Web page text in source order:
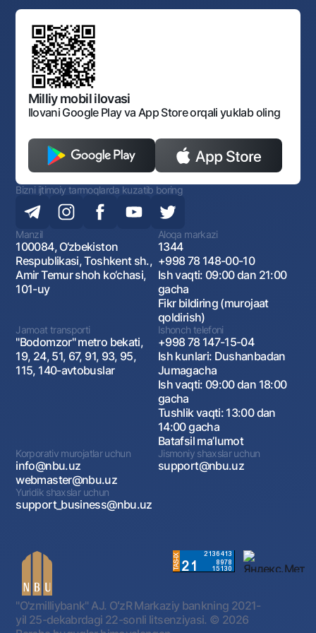
Aksilkorrupsiya
Korporativ uslub
Sayt haritasi
Ofis va bankomatlar
Shaxsiy ma'lumotlarni qayta ishlashga rozilik berish
O‘zbekiston Tasviriy san’at galereyasi
Standart shartnomalar
Normativ-huquqiy hujjatlar loyihalarini muhokama qilish
Normativ huquqiy hujjatlar
O'zbekiston Respublikasi Tashqi Iqtisodiy Faoliyat Milliy
Bankining ish tartibi va rejimi
Ochiq ma'lumotlar
Monopoliyaga qarshi komplaens
Milliy mobil ilovasi
Ilovani Google Play va App Store orqali yuklab oling
Bizni ijtimoiy tarmoqlarda kuzatib boring
Manzil
100084, O‘zbekiston
Respublikasi, Toshkent sh.,
Amir Temur shoh ko‘chasi,
101-uy
Aloqa markazi
1344
+998 78 148-00-10
Ish vaqti: 09:00 dan 21:00
gacha
Fikr bildiring (murojaat
qoldirish)
Jamoat transporti
"Bodomzor" metro bekati,
19, 24, 51, 67, 91, 93, 95,
115, 140-avtobuslar
Ishonch telefoni
+998 78 147-15-04
Ish kunlari: Dushanbadan
Jumagacha
Ish vaqti: 09:00 dan 18:00
gacha
Tushlik vaqti: 13:00 dan
14:00 gacha
Batafsil maʼlumot
Korporativ murojatlar uchun
info@nbu.uz
webmaster@nbu.uz
Jismoniy shaxslar uchun
support@nbu.uz
Yuridik shaxslar uchun
support_business@nbu.uz
"O'zmilliybank" AJ. OʻzR Markaziy bankning 2021-
yil 25-dekabrdagi 22-sonli litsenziyasi. © 2026